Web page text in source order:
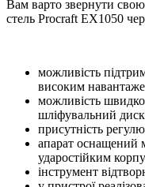
Вам варто звернути
стель Procraft EX1050
можливість
високим
можливість
шліфувальний
присутність
апарат оснащений
ударостійким
інструмент